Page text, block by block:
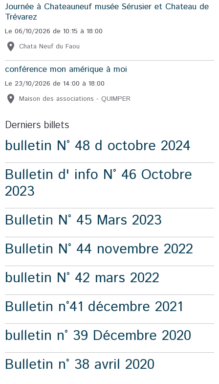
Journée à Chateauneuf musée Sérusier et Chateau de
Trévarez
Le 06/10/2026 de 10:15 à 18:00
Chata Neuf du Faou
conférence mon amérique à moi
Le 23/10/2026 de 14:00 à 18:00
Maison des associations - QUIMPER
Derniers billets
bulletin N° 48 d octobre 2024
Bulletin d' info N° 46 Octobre
2023
Bulletin N° 45 Mars 2023
Bulletin N° 44 novembre 2022
bulletin N° 42 mars 2022
Bulletin n°41 décembre 2021
bulletin n° 39 Décembre 2020
Bulletin n° 38 avril 2020